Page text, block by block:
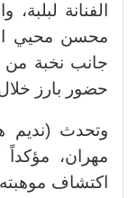
الفنانة
محسن محيي
جانب نخبة من
حضور بارز
وتحدث (نديم
مهران،
اكتشاف